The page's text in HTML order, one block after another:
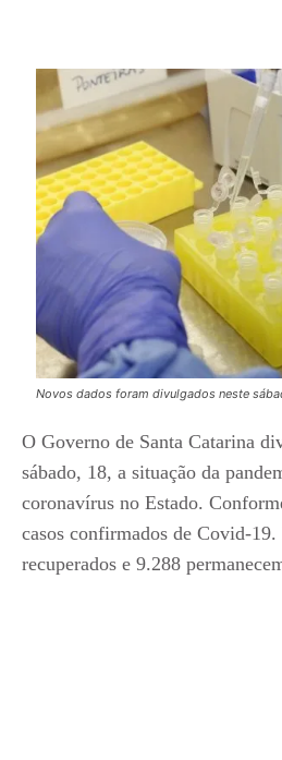
Novos dados foram divulgados neste
O Governo de Santa Catarina
sábado, 18, a situação da
coronavírus no Estado.
casos confirmados de Covid-
recuperados e 9.288